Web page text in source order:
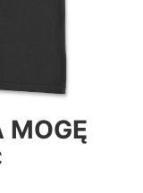
MOGĘ